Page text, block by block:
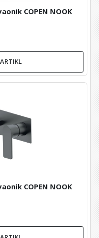
COPEN NOOK
COPEN NOOK